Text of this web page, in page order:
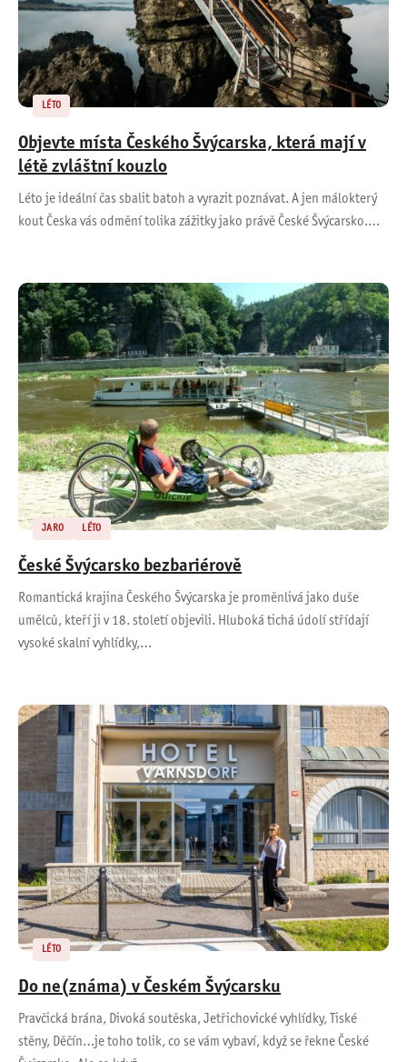
LÉTO
Objevte místa Českého Švýcarska, která mají v
létě zvláštní kouzlo
Léto je ideální čas sbalit batoh a vyrazit poznávat. A jen málokterý
kout Česka vás odmění tolika zážitky jako právě České Švýcarsko.…
JARO LÉTO
České Švýcarsko bezbariérově
Romantická krajina Českého Švýcarska je proměnlivá jako duše
umělců, kteří ji v 18. století objevili. Hluboká tichá údolí střídají
vysoké skalní vyhlídky,…
LÉTO
Do ne(známa) v Českém Švýcarsku
Pravčická brána, Divoká soutěska, Jetřichovické vyhlídky, Tiské
stěny, Děčín…je toho tolik, co se vám vybaví, když se řekne České